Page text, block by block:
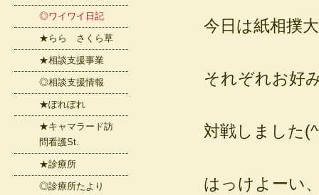
今日は紙相撲
それぞれお好
対戦しました
はっけよーい
◎ワイワイ日記
★らら さくら草
★相談支援事業
◎相談支援情報
★ぽれぽれ
★キャマラード訪
問看護St.
★診療所
◎診療所たより